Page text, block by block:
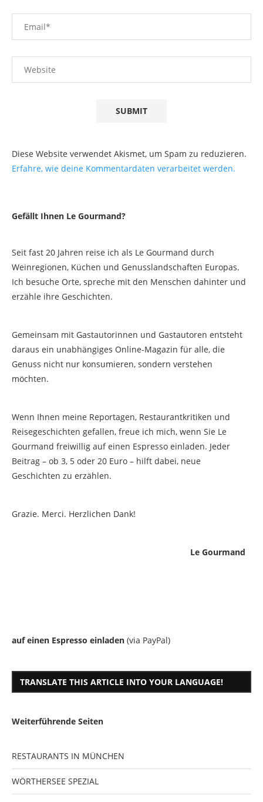
Diese Website verwendet Akismet, um Spam zu reduzieren.
Erfahre, wie deine Kommentardaten verarbeitet werden.
Gefällt Ihnen Le Gourmand?
Seit fast 20 Jahren reise ich als Le Gourmand durch
Weinregionen, Küchen und Genusslandschaften Europas.
Ich besuche Orte, spreche mit den Menschen dahinter und
erzähle ihre Geschichten.
Gemeinsam mit Gastautorinnen und Gastautoren entsteht
daraus ein unabhängiges Online-Magazin für alle, die
Genuss nicht nur konsumieren, sondern verstehen
möchten.
Wenn Ihnen meine Reportagen, Restaurantkritiken und
Reisegeschichten gefallen, freue ich mich, wenn Sie Le
Gourmand freiwillig auf einen Espresso einladen. Jeder
Beitrag – ob 3, 5 oder 20 Euro – hilft dabei, neue
Geschichten zu erzählen.
Grazie. Merci. Herzlichen Dank!
Le Gourmand
auf einen Espresso einladen (via PayPal)
TRANSLATE THIS ARTICLE INTO YOUR LANGUAGE!
Weiterführende Seiten
RESTAURANTS IN MÜNCHEN
WÖRTHERSEE SPEZIAL